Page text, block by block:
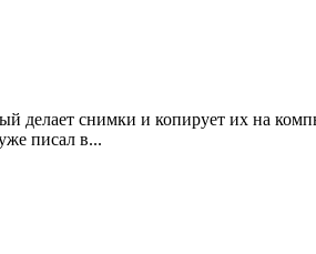
делает снимки и копирует их на
писал в...